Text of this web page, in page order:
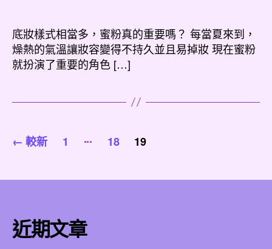
者
佈
日
期
底妝樣式相當多，蜜粉真的重要嗎？ 每當夏來到，
燥熱的氣溫讓妝容變得不持久並且易掉妝 現在蜜粉
就扮演了重要的角色 […]
文
分
← 較新 1 ... 18 19
近期文章